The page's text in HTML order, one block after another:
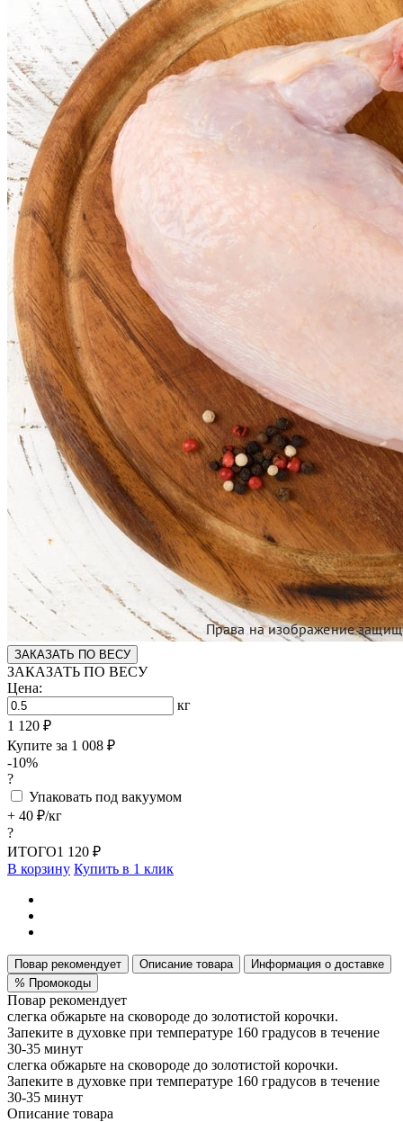
ЗАКАЗАТЬ ПО ВЕСУ
ЗАКАЗАТЬ ПО ВЕСУ
Цена:
кг
1 120 ₽
Купите за 1 008 ₽
-10%
?
Упаковать под вакуумом
+ 40 ₽/кг
?
ИТОГО1 120 ₽
В корзину Купить в 1 клик
Повар рекомендует Описание товара
Информация о доставке
% Промокоды
Повар рекомендует
слегка обжарьте на сковороде до золотистой корочки.
Запеките в духовке при температуре 160 градусов в течение
30-35 минут
слегка обжарьте на сковороде до золотистой корочки.
Запеките в духовке при температуре 160 градусов в течение
30-35 минут
Описание товара